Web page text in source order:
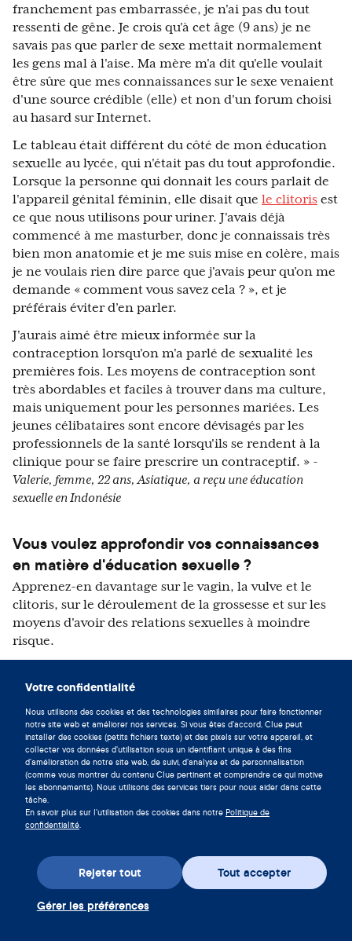
Votre confidentialité
Nous utilisons des cookies et des technologies similaires pour faire fonctionner
notre site web et améliorer nos services. Si vous êtes d'accord, Clue peut
installer des cookies (petits fichiers texte) et des pixels sur votre appareil, et
collecter vos données d'utilisation sous un identifiant unique à des fins
d'amélioration de notre site web, de suivi, d'analyse et de personnalisation
(comme vous montrer du contenu Clue pertinent et comprendre ce qui motive
les abonnements). Nous utilisons des services tiers pour nous aider dans cette
tâche.
En savoir plus sur l'utilisation des cookies dans notre Politique de
confidentialité.
Tout accepter
Rejeter tout
Gérer les préférences
franchement pas embarrassée, je n'ai pas du tout
ressenti de gêne. Je crois qu'à cet âge (9 ans) je ne
savais pas que parler de sexe mettait normalement
les gens mal à l'aise. Ma mère m'a dit qu'elle voulait
être sûre que mes connaissances sur le sexe venaient
d'une source crédible (elle) et non d'un forum choisi
au hasard sur Internet.
Le tableau était différent du côté de mon éducation
sexuelle au lycée, qui n'était pas du tout approfondie.
Lorsque la personne qui donnait les cours parlait de
l'appareil génital féminin, elle disait que le clitoris est
ce que nous utilisons pour uriner. J'avais déjà
commencé à me masturber, donc je connaissais très
bien mon anatomie et je me suis mise en colère, mais
je ne voulais rien dire parce que j'avais peur qu’on me
demande « comment vous savez cela ? », et je
préférais éviter d’en parler.
J'aurais aimé être mieux informée sur la
contraception lorsqu'on m'a parlé de sexualité les
premières fois. Les moyens de contraception sont
très abordables et faciles à trouver dans ma culture,
mais uniquement pour les personnes mariées. Les
jeunes célibataires sont encore dévisagés par les
professionnels de la santé lorsqu'ils se rendent à la
clinique pour se faire prescrire un contraceptif. » -
Valerie, femme, 22 ans, Asiatique, a reçu une éducation
sexuelle en Indonésie
Vous voulez approfondir vos connaissances
en matière d'éducation sexuelle ?
Apprenez-en davantage sur le vagin, la vulve et le
clitoris, sur le déroulement de la grossesse et sur les
moyens d'avoir des relations sexuelles à moindre
risque.
Vivez en symbiose avec votre
cycle en téléchargeant l'app Clue
maintenant.
Télécharger Clue
Oui Non